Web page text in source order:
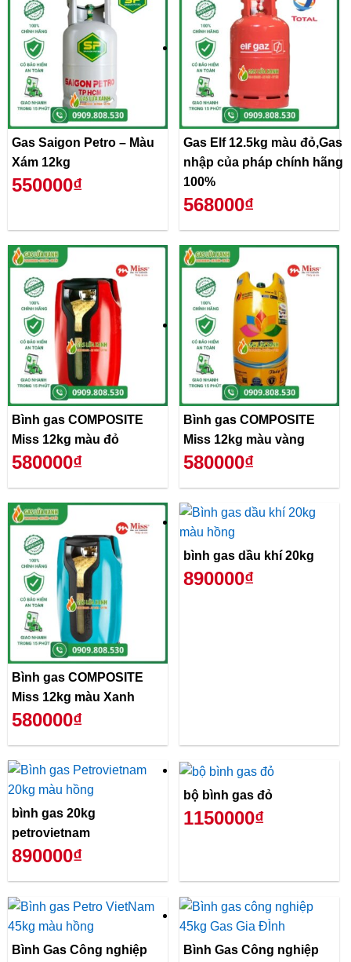
Gas Saigon Petro – Màu
Xám 12kg
550000₫
Gas Elf 12.5kg màu đỏ,Gas
nhập của pháp chính hãng
100%
568000₫
Bình gas COMPOSITE
Miss 12kg màu đỏ
580000₫
Bình gas COMPOSITE
Miss 12kg màu vàng
580000₫
Bình gas COMPOSITE
Miss 12kg màu Xanh
580000₫
bình gas dầu khí 20kg
890000₫
bình gas 20kg
petrovietnam
890000₫
bộ bình gas đỏ
1150000₫
Bình Gas Công nghiệp
Bình Gas Công nghiệp